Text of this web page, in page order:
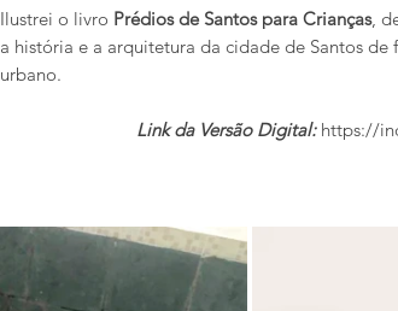
Ilustrei o livro Prédios de Santos para Crianças,
a história e a arquitetura da cidade de Santos
urbano.
Link da Versão Digital: https://